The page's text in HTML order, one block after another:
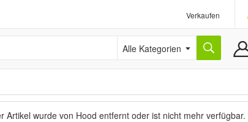
Verkaufen
Alle Kategorien
Artikel wurde von Hood entfernt oder ist nicht mehr verfügbar.